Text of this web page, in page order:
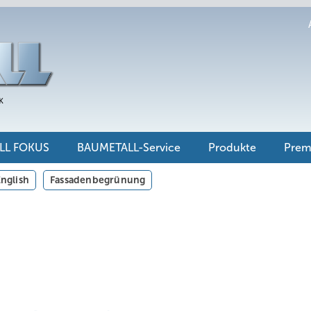
FOKUS BAUMETALL-Service Produkte
Fassadenbegrünung